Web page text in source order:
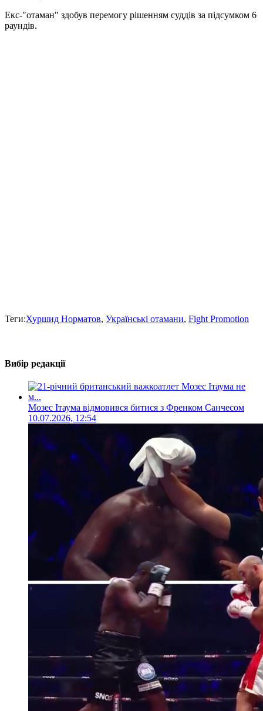
Екс-"отаман" здобув перемогу рішенням суддів за підсумком 6
раундів.
Теги:Хуршид Норматов, Українські отамани, Fight Promotion
Вибір редакції
Мозес Ітаума відмовився битися з Френком Санчесом
10.07.2026, 12:54